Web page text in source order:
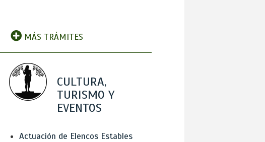
MÁS TRÁMITES
CULTURA,
TURISMO Y
EVENTOS
Actuación de Elencos Estables